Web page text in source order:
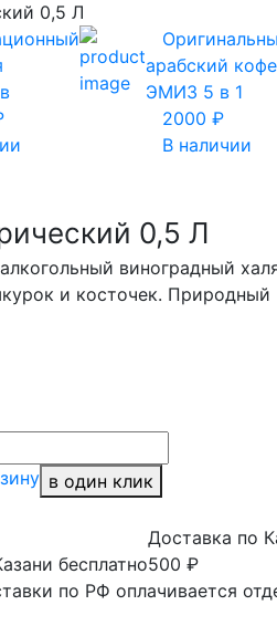
0,5 Л
арабский кофе
ЭМИЗ 5 в 1
2000 ₽
В наличии
0,5 Л
виноградный
и косточек.
в один клик
бесплатно
Доставка по
500 ₽
по РФ оплачивается